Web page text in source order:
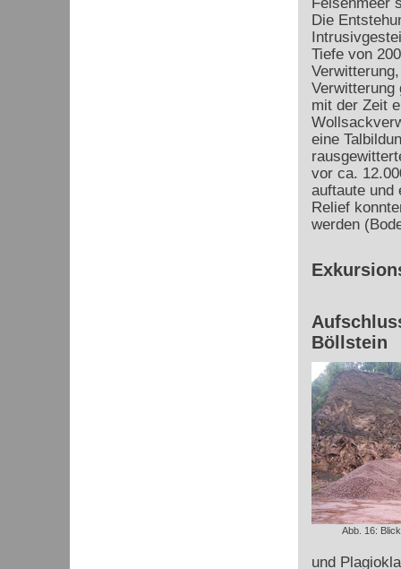
Die
Tiefe von
Verwitterung
mit der Zeit
eine
vor ca.
auftaute und
Relief
werden
Böllstein
Abb. 16:
und